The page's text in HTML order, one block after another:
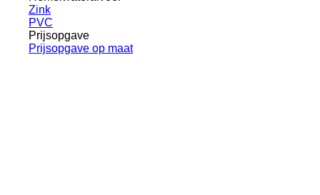
Zink
PVC
Prijsopgave
Prijsopgave op maat